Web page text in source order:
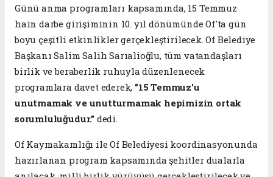
Günü anma programları kapsamında, 15 Temmuz
hain darbe girişiminin 10. yıl dönümünde Of'ta gün
boyu çeşitli etkinlikler gerçekleştirilecek. Of Belediye
Başkanı Salim Salih Sarıalioğlu, tüm vatandaşları
birlik ve beraberlik ruhuyla düzenlenecek
programlara davet ederek, "15 Temmuz'u
unutmamak ve unutturmamak hepimizin ortak
sorumluluğudur." dedi.
Of Kaymakamlığı ile Of Belediyesi koordinasyonunda
hazırlanan program kapsamında şehitler dualarla